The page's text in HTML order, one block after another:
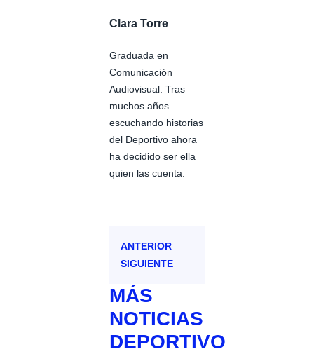
Clara Torre
Graduada en
Comunicación
Audiovisual. Tras
muchos años
escuchando historias
del Deportivo ahora
ha decidido ser ella
quien las cuenta.
ANTERIOR
SIGUIENTE
MÁS
NOTICIAS
DEPORTIVO